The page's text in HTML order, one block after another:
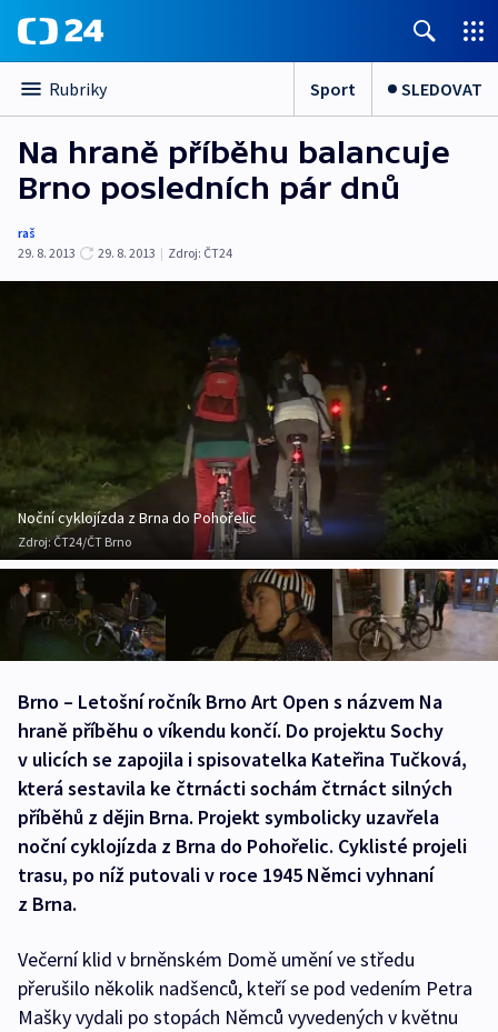
Rubriky Sport SLEDOVAT
Na hraně příběhu balancuje
Brno posledních pár dnů
raš
29. 8. 2013
29. 8. 2013 | Zdroj: ČT24
Noční cyklojízda z Brna do Pohořelic
Zdroj:ČT24/ČT Brno
Brno – Letošní ročník Brno Art Open s názvem Na
hraně příběhu o víkendu končí. Do projektu Sochy
v ulicích se zapojila i spisovatelka Kateřina Tučková,
která sestavila ke čtrnácti sochám čtrnáct silných
příběhů z dějin Brna. Projekt symbolicky uzavřela
noční cyklojízda z Brna do Pohořelic. Cyklisté projeli
trasu, po níž putovali v roce 1945 Němci vyhnaní
z Brna.
Večerní klid v brněnském Domě umění ve středu
přerušilo několik nadšenců, kteří se pod vedením Petra
Mašky vydali po stopách Němců vyvedených v květnu